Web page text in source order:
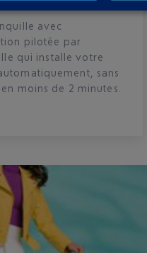
avec
pilotée par
qui installe votre
sans
moins de 2 minutes.